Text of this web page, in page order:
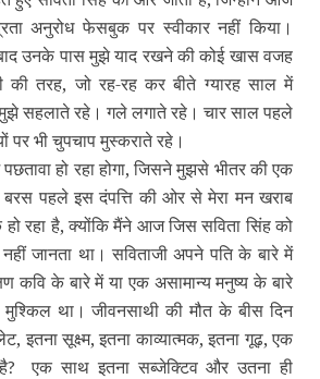
अनुरोध फेसबुक पर स्‍वीकार नहीं किया।
बाद उनके पास मुझे याद रखने की कोई खास वजह
की तरह, जो रह-रह कर बीते ग्‍यारह साल में
सहलाते रहे। गले लगाते रहे। चार साल पहले
पर भी चुपचाप मुस्‍कराते रहे।
हो रहा होगा, जिसने मुझसे भीतर की एक
पहले इस दंपत्ति की ओर से मेरा मन खराब
रहा है, क्‍योंकि मैंने आज जिस सविता सिंह को
जानता था। सविताजी अपने पति के बारे में
कवि के बारे में या एक असामान्‍य मनुष्‍य के बारे
था। जीवनसाथी की मौत के बीस दिन
इतना सूक्ष्‍म, इतना काव्‍यात्‍मक, इतना गूढ़, एक
?
एक साथ इतना सब्‍जेक्टिव और उतना ही